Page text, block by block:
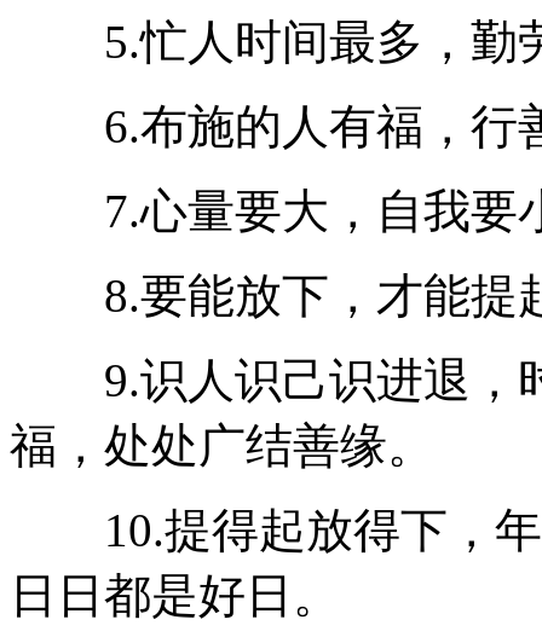
5.忙人时间最多，勤
6.布施的人有福，行
7.心量要大，自我要
8.要能放下，才能提
9.识人识己识进退，
福，处处广结善缘。
10.提得起放得下，年
日日都是好日。